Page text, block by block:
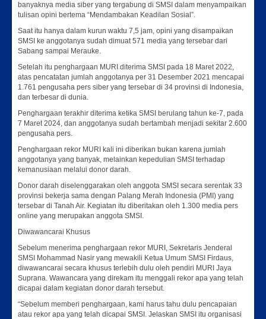
banyaknya media siber yang tergabung di SMSI dalam menyampaikan
tulisan opini bertema “Mendambakan Keadilan Sosial”.
Saat itu hanya dalam kurun waktu 7,5 jam, opini yang disampaikan
SMSI ke anggotanya sudah dimuat 571 media yang tersebar dari
Sabang sampai Merauke.
Setelah itu penghargaan MURI diterima SMSI pada 18 Maret 2022,
atas pencatatan jumlah anggotanya per 31 Desember 2021 mencapai
1.761 pengusaha pers siber yang tersebar di 34 provinsi di Indonesia,
dan terbesar di dunia.
Penghargaan terakhir diterima ketika SMSI berulang tahun ke-7, pada
7 Maret 2024, dan anggotanya sudah bertambah menjadi sekitar 2.600
pengusaha pers.
Penghargaan rekor MURI kali ini diberikan bukan karena jumlah
anggotanya yang banyak, melainkan kepedulian SMSI terhadap
kemanusiaan melalui donor darah.
Donor darah diselenggarakan oleh anggota SMSI secara serentak 33
provinsi bekerja sama dengan Palang Merah Indonesia (PMI) yang
tersebar di Tanah Air. Kegiatan itu diberitakan oleh 1.300 media pers
online yang merupakan anggota SMSI.
Diwawancarai Khusus
Sebelum menerima penghargaan rekor MURI, Sekretaris Jenderal
SMSI Mohammad Nasir yang mewakili Ketua Umum SMSI Firdaus,
diwawancarai secara khusus terlebih dulu oleh pendiri MURI Jaya
Suprana. Wawancara yang direkam itu menggali rekor apa yang telah
dicapai dalam kegiatan donor darah tersebut.
“Sebelum memberi penghargaan, kami harus tahu dulu pencapaian
atau rekor apa yang telah dicapai SMSI. Jelaskan SMSI itu organisasi